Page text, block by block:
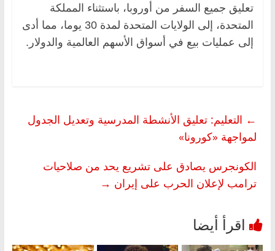
تعليق جميع السفر من أوروبا، باستثناء المملكة
المتحدة، إلى الولايات المتحدة لمدة 30 يوما، مما أدى
إلى عمليات بيع في أسواق الأسهم العالمية والدولار.
← التعليم: تعليق الأنشطة المدرسية وتعديل الجدول
لمواجهة «كورونا»
الكونجرس يصادق على تشريع يحد من صلاحيات
ترامب لإعلان الحرب على إيران →